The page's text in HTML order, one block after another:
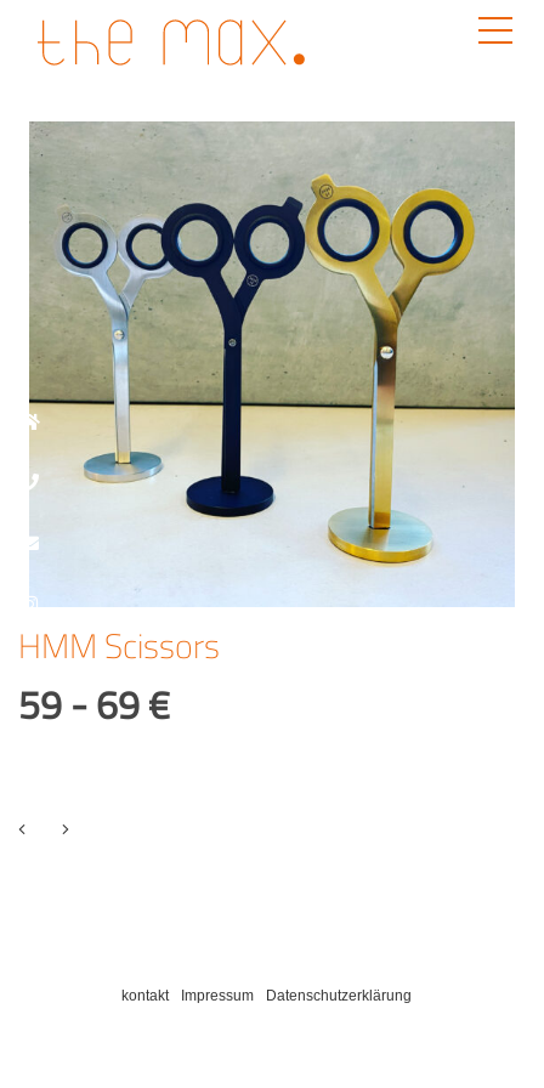
HMM Scissors
59 - 69 €
kontakt Impressum Datenschutzerklärung